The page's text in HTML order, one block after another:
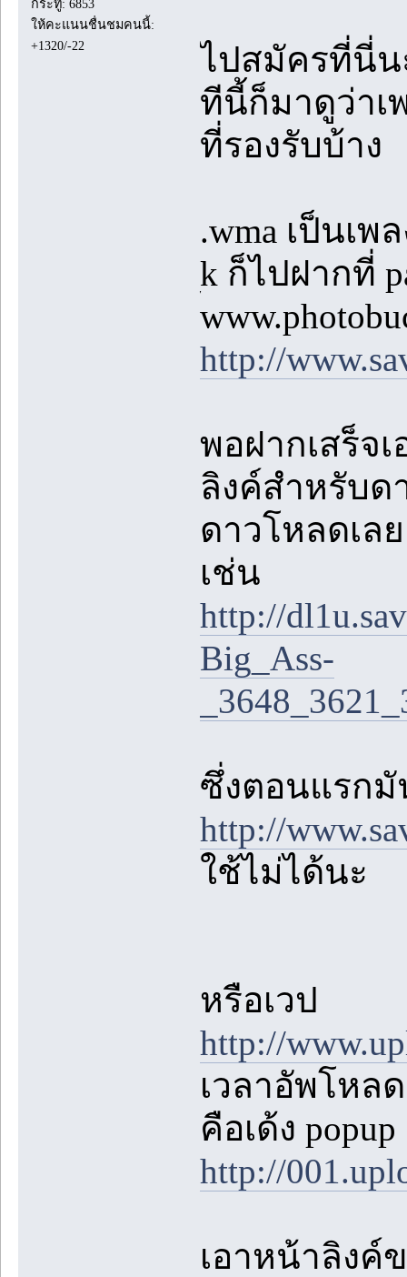
กระทู้: 6853
ให้คะแนนชื่นชมคนนี้:
+1320/-22
ไปสมัครที่นี่
ทีนี้ก็มาดูว่าเ
ที่รองรับบ้าง
.wma เป็นเ
k ก็ไปฝากที่
http://
พอฝากเสร็จ
ลิงค์สำหรับด
ดาวโหลดเลย
เช่น
http://
Big_Ass-
ซึ่งตอนแรกมั
http://
ใช้ไม่ได้นะ
หรือเวป
http://
เวลาอัพโหล
คือเด้ง
http://
เอาหน้าลิงค์